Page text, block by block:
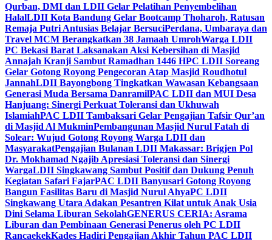
Qurban, DMI dan LDII Gelar Pelatihan Penyembelihan
HalalLDII Kota Bandung Gelar Bootcamp Thoharoh, Ratusan
Remaja Putri Antusias Belajar BersuciPerdana, Umbaraya dan
Travel MCM Berangkatkan 38 Jamaah UmrohWarga LDII
PC Bekasi Barat Laksanakan Aksi Kebersihan di Masjid
Annajah Kranji Sambut Ramadhan 1446 HPC LDII Soreang
Gelar Gotong Royong Pengecoran Atap Masjid Roudhotul
JannahLDII Bayongbong Tingkatkan Wawasan Kebangsaan
Generasi Muda Bersama DanramilPAC LDII dan MUI Desa
Hanjuang: Sinergi Perkuat Toleransi dan Ukhuwah
IslamiahPAC LDII Tambaksari Gelar Pengajian Tafsir Qur’an
di Masjid Al MukminPembangunan Masjid Nurul Fatah di
Solear: Wujud Gotong Royong Warga LDII dan
MasyarakatPengajian Bulanan LDII Makassar: Brigjen Pol
Dr. Mokhamad Ngajib Apresiasi Toleransi dan Sinergi
WargaLDII Singkawang Sambut Positif dan Dukung Penuh
Kegiatan Safari FajarPAC LDII Banyusari Gotong Royong
Bangun Fasilitas Baru di Masjid Nurul AhyaPC LDII
Singkawang Utara Adakan Pesantren Kilat untuk Anak Usia
Dini Selama Liburan SekolahGENERUS CERIA: Asrama
Liburan dan Pembinaan Generasi Penerus oleh PC LDII
RancaekekKades Hadiri Pengajian Akhir Tahun PAC LDII